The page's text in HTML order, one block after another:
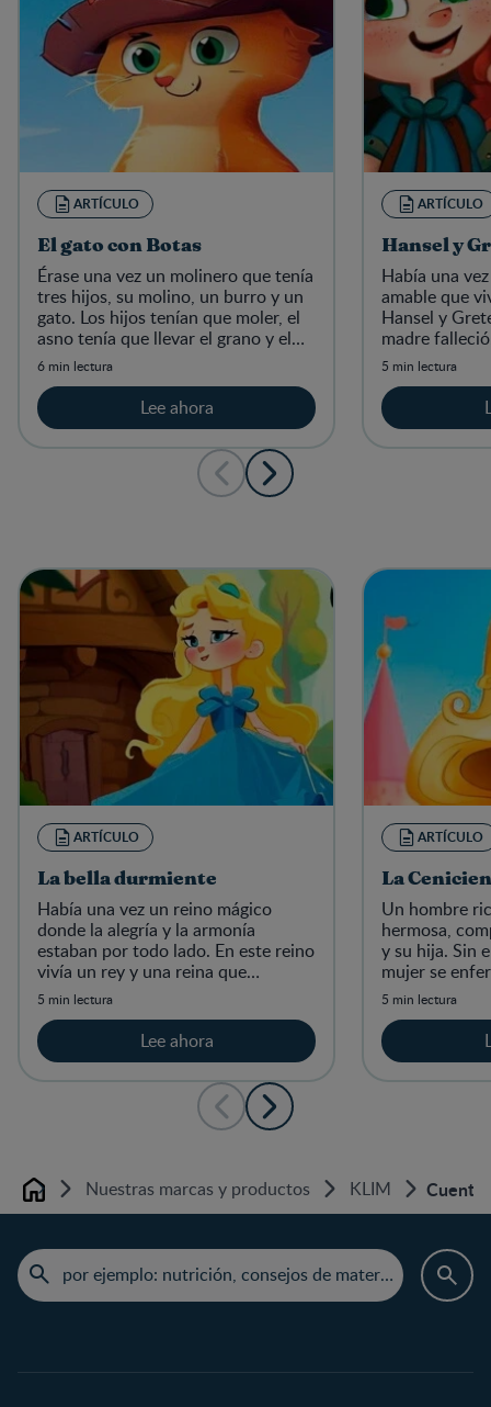
ARTÍCULO
El gato con Botas
Érase una vez un molinero que tenía
tres hijos, su molino, un burro y un
gato. Los hijos tenían que moler, el
asno tenía que llevar el grano y el
gato tenía que cazar ratones.
6 min lectura
Lee ahora
ARTÍCULO
Hansel y
Había una
amable que
Hansel y
madre
casar con
5 min lectura
ARTÍCULO
La bella durmiente
Había una vez un reino mágico
donde la alegría y la armonía
estaban por todo lado. En este reino
vivía un rey y una reina que
anhelaban tener un hijo.
5 min lectura
Lee ahora
ARTÍCULO
La
Un hombre
hermosa,
y su hija. Sin
mujer se
vio que se
5 min lectura
Home Nuestras marcas y productos KLIM